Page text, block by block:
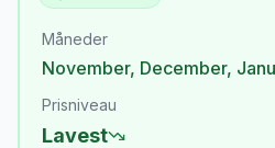
Måneder
November, December,
Prisniveau
Lavest